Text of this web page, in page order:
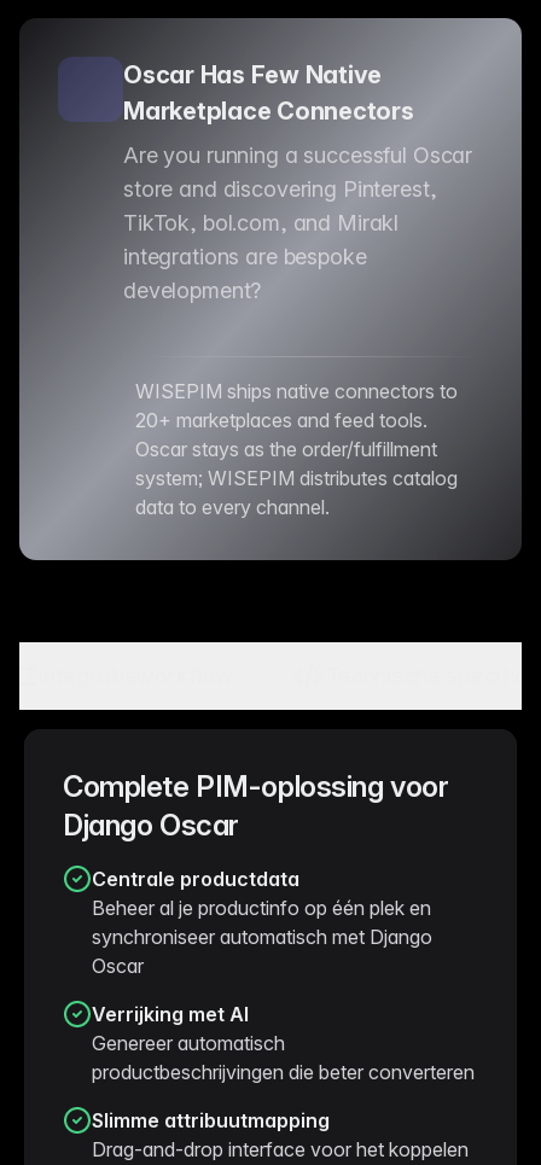
Oscar Has Few Native
Marketplace Connectors
Are you running a successful Oscar
store and discovering Pinterest,
TikTok, bol.com, and Mirakl
integrations are bespoke
development?
WISEPIM ships native connectors to
20+ marketplaces and feed tools.
Oscar stays as the order/fulfillment
system; WISEPIM distributes catalog
data to every channel.
Complete PIM-oplossing voor
Django Oscar
Centrale productdata
Beheer al je productinfo op één plek en
synchroniseer automatisch met Django
Oscar
Verrijking met AI
Genereer automatisch
productbeschrijvingen die beter converteren
Slimme attribuutmapping
Drag-and-drop interface voor het koppelen